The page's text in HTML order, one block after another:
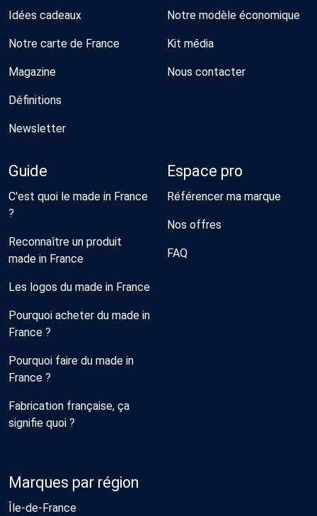
Idées cadeaux
Notre carte de France
Magazine
Définitions
Newsletter
Notre modèle économique
Kit média
Nous contacter
Guide
C'est quoi le made in France
?
Reconnaître un produit
made in France
Les logos du made in France
Pourquoi acheter du made in
France ?
Pourquoi faire du made in
France ?
Fabrication française, ça
signifie quoi ?
Espace pro
Référencer ma marque
Nos offres
FAQ
Marques par région
Île-de-France